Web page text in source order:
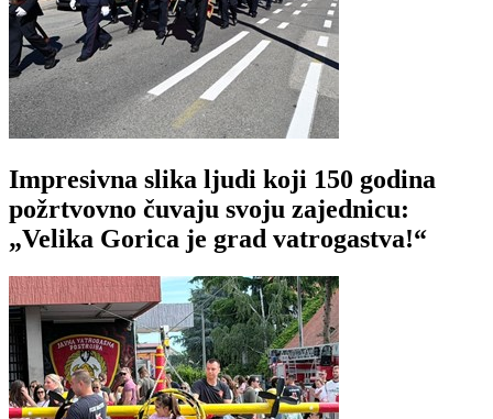
Impresivna slika ljudi koji 150 godina
požrtvovno čuvaju svoju zajednicu:
„Velika Gorica je grad vatrogastva!“